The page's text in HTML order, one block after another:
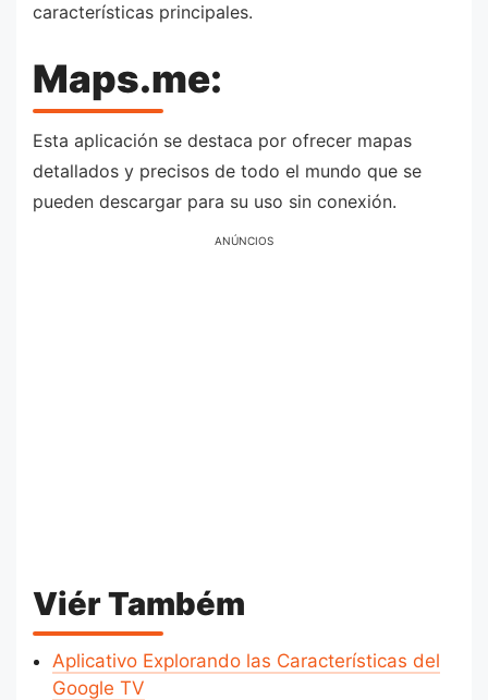
características principales.
Maps.me:
Esta aplicación se destaca por ofrecer mapas
detallados y precisos de todo el mundo que se
pueden descargar para su uso sin conexión.
ANÚNCIOS
Viér Também
Aplicativo Explorando las Características del
Google TV